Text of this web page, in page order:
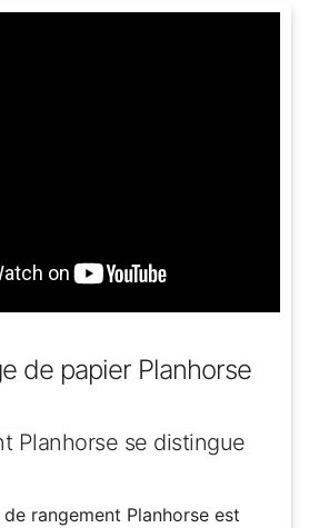
de papier Planhorse
Planhorse se distingue
rangement Planhorse est